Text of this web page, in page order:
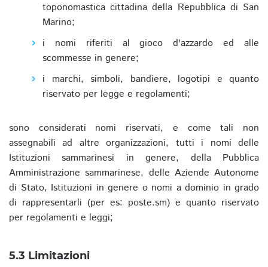
toponomastica cittadina della Repubblica di San
Marino;
i nomi riferiti al gioco d'azzardo ed alle
scommesse in genere;
i marchi, simboli, bandiere, logotipi e quanto
riservato per legge e regolamenti;
sono considerati nomi riservati, e come tali non
assegnabili ad altre organizzazioni, tutti i nomi delle
Istituzioni sammarinesi in genere, della Pubblica
Amministrazione sammarinese, delle Aziende Autonome
di Stato, Istituzioni in genere o nomi a dominio in grado
di rappresentarli (per es: poste.sm) e quanto riservato
per regolamenti e leggi;
5.3 Limitazioni